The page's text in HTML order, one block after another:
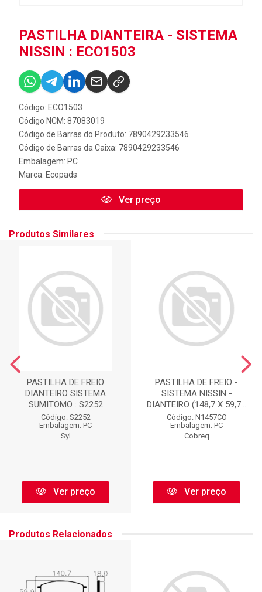
PASTILHA DIANTEIRA - SISTEMA
NISSIN : ECO1503
Código: ECO1503
Código NCM: 87083019
Código de Barras do Produto: 7890429233546
Código de Barras da Caixa: 7890429233546
Embalagem: PC
Marca: Ecopads
Ver preço
Produtos Similares
PASTILHA DE FREIO
DIANTEIRO SISTEMA
SUMITOMO : S2252
Código: S2252
Embalagem: PC
Syl
Ver preço
PASTILHA DE FREIO -
SISTEMA NISSIN -
DIANTEIRO (148,7 X 59,7...
Código: N1457CO
Embalagem: PC
Cobreq
Ver preço
Produtos Relacionados